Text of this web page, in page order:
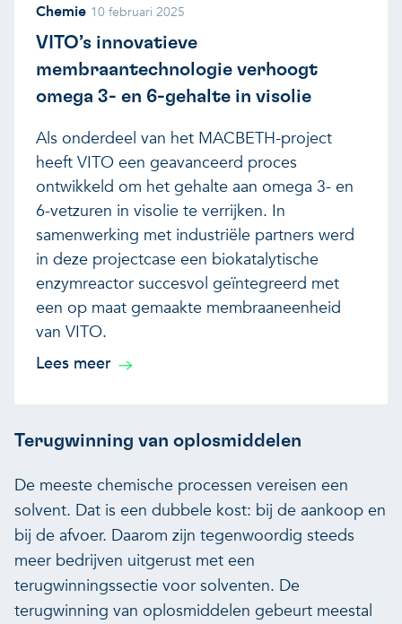
Chemie 10 februari 2025
VITO’s innovatieve
membraantechnologie verhoogt
omega 3- en 6-gehalte in visolie
Als onderdeel van het MACBETH-project
heeft VITO een geavanceerd proces
ontwikkeld om het gehalte aan omega 3- en
6-vetzuren in visolie te verrijken. In
samenwerking met industriële partners werd
in deze projectcase een biokatalytische
enzymreactor succesvol geïntegreerd met
een op maat gemaakte membraaneenheid
van VITO.
Lees meer
Terugwinning van oplosmiddelen
De meeste chemische processen vereisen een
solvent. Dat is een dubbele kost: bij de aankoop en
bij de afvoer. Daarom zijn tegenwoordig steeds
meer bedrijven uitgerust met een
terugwinningssectie voor solventen. De
terugwinning van oplosmiddelen gebeurt meestal